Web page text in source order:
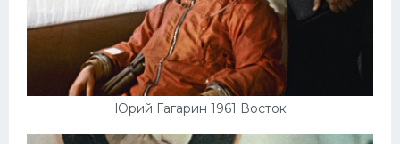
Юрий Гагарин 1961 Восток
Лимузины
Автобусы